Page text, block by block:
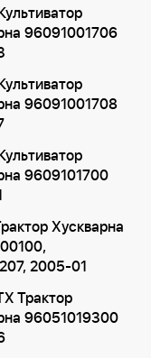
96091001706
96091001708
9609101700
Хускварна
2005-01
Трактор
96051019300